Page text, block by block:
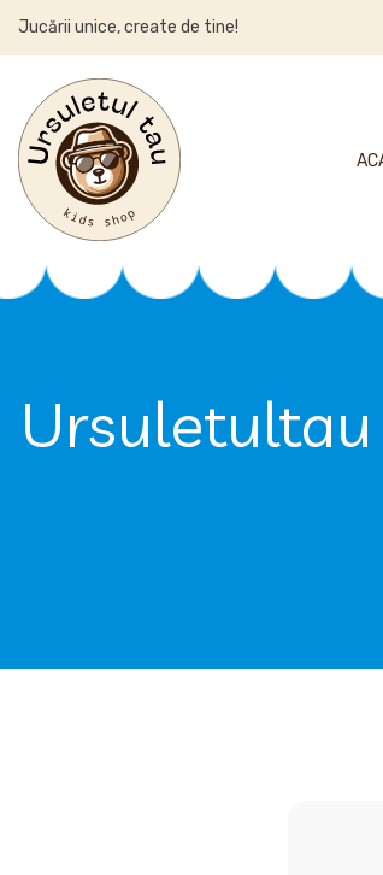
Jucării unice, create de tine!